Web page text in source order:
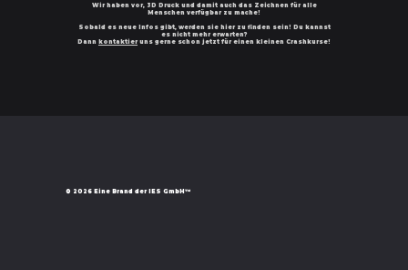
Wir haben vor, 3D Druck und damit auch das Zeichnen für alle
Menschen verfügbar zu mache!
Sobald es neue Infos gibt, werden sie hier zu finden sein! Du kannst
es nicht mehr erwarten?
Dann
kontaktieruns gerne schon jetzt für einen kleinen Crashkurse!
© 2026 Eine Brand der IES GmbH™